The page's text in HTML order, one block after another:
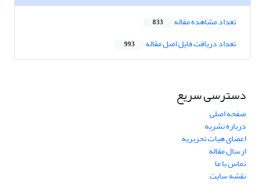
تعداد مشاهده مقاله 833
تعداد دریافت فایل اصل مقاله 993
دسترسی سریع
صفحه اصلی
درباره نشریه
اعضای هیات تحریریه
ارسال مقاله
تماس با ما
نقشه سایت